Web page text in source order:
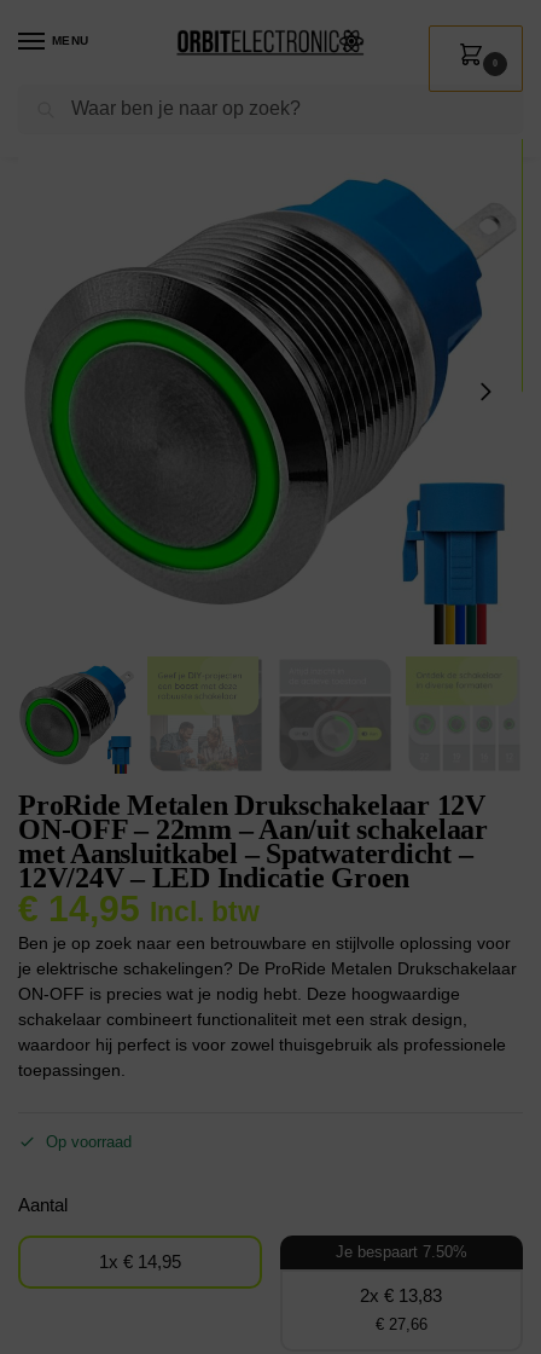
MENU
Zoeken
0
Shop / Installatie Schakelmateriaal
ProRide Metalen Drukschakelaar 12V
ON-OFF – 22mm – Aan/uit schakelaar
met Aansluitkabel – Spatwaterdicht –
12V/24V – LED Indicatie Groen
€ 14,95 Incl. btw
Ben je op zoek naar een betrouwbare en stijlvolle oplossing voor
je elektrische schakelingen? De ProRide Metalen Drukschakelaar
ON-OFF is precies wat je nodig hebt. Deze hoogwaardige
schakelaar combineert functionaliteit met een strak design,
waardoor hij perfect is voor zowel thuisgebruik als professionele
toepassingen.
Op voorraad
Aantal
1x € 14,95 Je bespaart 7.50%
2x € 13,83
€ 27,66